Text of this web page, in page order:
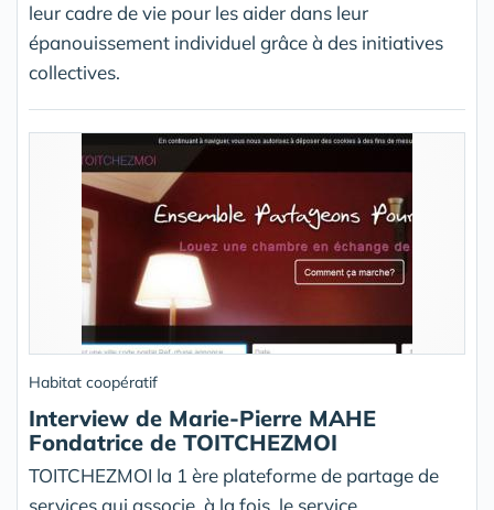
leur cadre de vie pour les aider dans leur
épanouissement individuel grâce à des initiatives
collectives.
Habitat coopératif
Interview de Marie-Pierre MAHE
Fondatrice de TOITCHEZMOI
TOITCHEZMOI la 1 ère plateforme de partage de
services qui associe, à la fois, le service